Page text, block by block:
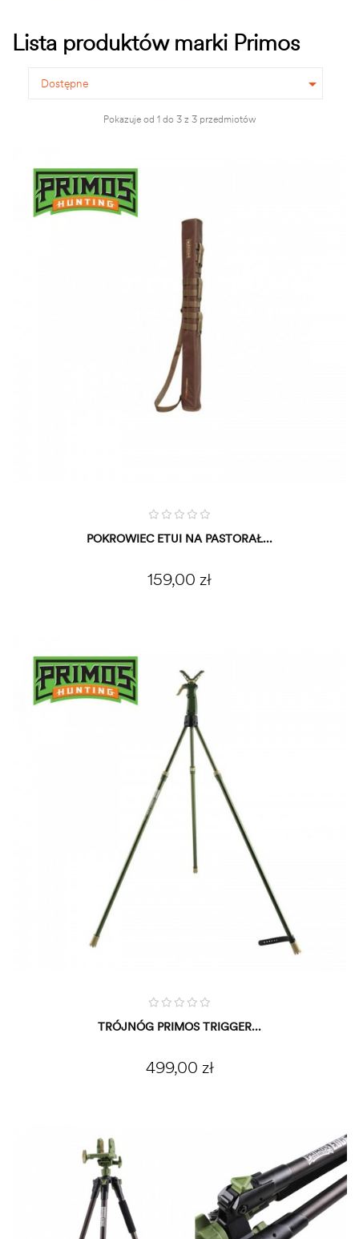
Lista produktów marki Primos
Dostępne 
Pokazuje od 1 do 3 z 3 przedmiotów
POKROWIEC ETUI NA PASTORAŁ...
Cena
159,00 zł
DODAJ DO KOSZYKA
TRÓJNÓG PRIMOS TRIGGER...
Cena
499,00 zł